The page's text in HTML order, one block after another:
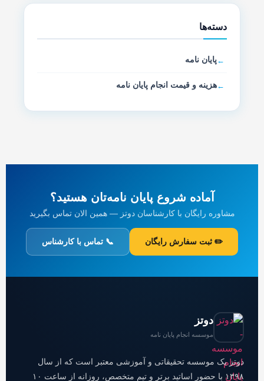
دسته‌ها
پایان نامه
هزینه و قیمت انجام پایان نامه
آماده شروع پایان نامه‌تان هستید؟
مشاوره رایگان با کارشناسان دوتز — همین الان تماس بگیرید
✏️ ثبت سفارش رایگان 📞 تماس با کارشناس
دوتز
موسسه انجام پایان نامه
دوتز یک موسسه تحقیقاتی و آموزشی معتبر است که از سال
۱۳۹۸ با حضور اساتید برتر و تیم متخصص، روزانه از ساعت ۱۰